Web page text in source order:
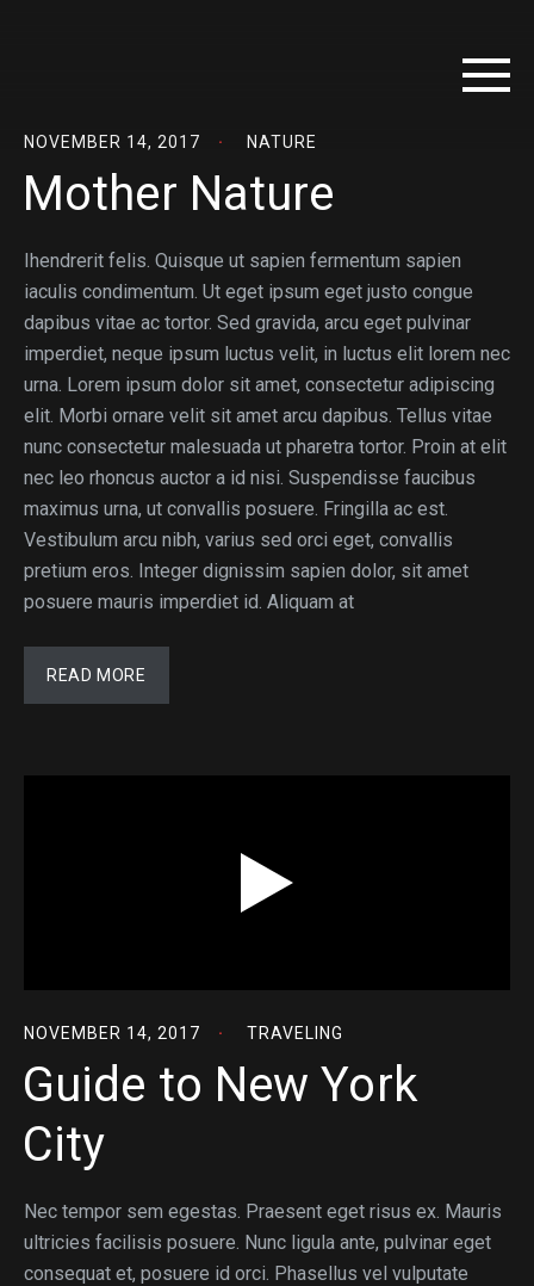
NOVEMBER 14, 2017 NATURE
Mother Nature
Ihendrerit felis. Quisque ut sapien fermentum sapien
iaculis condimentum. Ut eget ipsum eget justo congue
dapibus vitae ac tortor. Sed gravida, arcu eget pulvinar
imperdiet, neque ipsum luctus velit, in luctus elit lorem nec
urna. Lorem ipsum dolor sit amet, consectetur adipiscing
elit. Morbi ornare velit sit amet arcu dapibus. Tellus vitae
nunc consectetur malesuada ut pharetra tortor. Proin at elit
nec leo rhoncus auctor a id nisi. Suspendisse faucibus
maximus urna, ut convallis posuere. Fringilla ac est.
Vestibulum arcu nibh, varius sed orci eget, convallis
pretium eros. Integer dignissim sapien dolor, sit amet
posuere mauris imperdiet id. Aliquam at
READ MORE
NOVEMBER 14, 2017 TRAVELING
Guide to New York
City
Nec tempor sem egestas. Praesent eget risus ex. Mauris
ultricies facilisis posuere. Nunc ligula ante, pulvinar eget
consequat et, posuere id orci. Phasellus vel vulputate